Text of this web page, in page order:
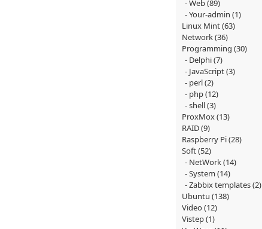
Web(89)
Your-admin (1)
Linux Mint(63)
Network(36)
Programming (30)
Delphi(7)
JavaScript(3)
perl(2)
php(12)
shell(3)
ProxMox(13)
RAID(9)
Raspberry Pi(28)
Soft(52)
NetWork(14)
System (14)
Zabbix templates(2)
Ubuntu (138)
Video(12)
Vistep(1)